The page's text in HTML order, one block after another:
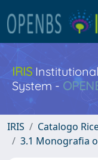
IRIS
System -
IRIS Catalogo
3.1 Monografia